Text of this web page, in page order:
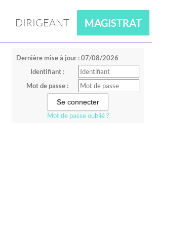
DIRIGEANT MAGISTRAT
Dernière mise à jour : 07/08/2026
Identifiant :
Mot de passe :
Mot de passe oublié ?